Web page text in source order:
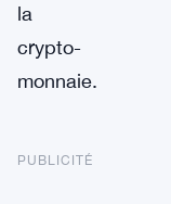
la
crypto-
monnaie.
PUBLICITÉ